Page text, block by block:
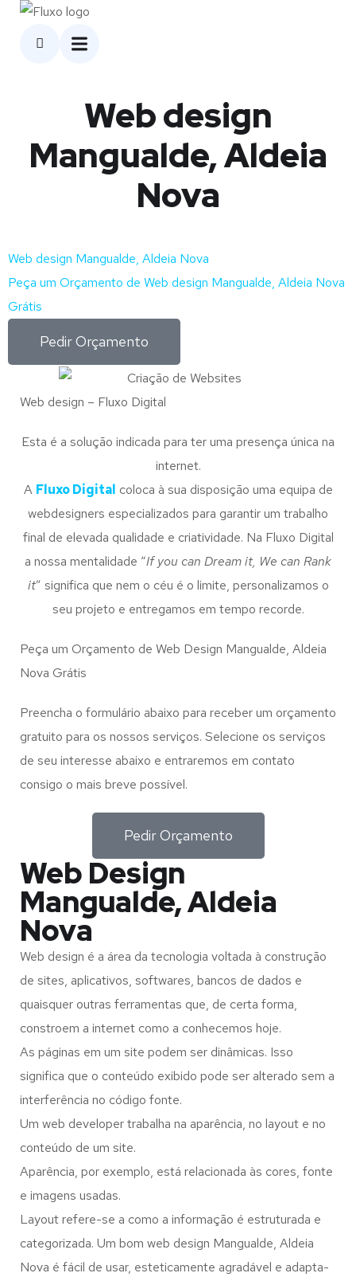
Web design
Mangualde, Aldeia
Nova
Web design Mangualde, Aldeia Nova
Peça um Orçamento de Web design Mangualde, Aldeia Nova
Grátis
Pedir Orçamento
Web design – Fluxo Digital
Esta é a solução indicada para ter uma presença única na
internet.
A Fluxo Digital coloca à sua disposição uma equipa de
webdesigners especializados para garantir um trabalho
final de elevada qualidade e criatividade. Na Fluxo Digital
a nossa mentalidade “If you can Dream it, We can Rank
it” significa que nem o céu é o limite, personalizamos o
seu projeto e entregamos em tempo recorde.
Peça um Orçamento de Web Design Mangualde, Aldeia
Nova Grátis
Preencha o formulário abaixo para receber um orçamento
gratuito para os nossos serviços. Selecione os serviços
de seu interesse abaixo e entraremos em contato
consigo o mais breve possível.
Pedir Orçamento
Web Design
Mangualde, Aldeia
Nova
Web design é a área da tecnologia voltada à construção
de sites, aplicativos, softwares, bancos de dados e
quaisquer outras ferramentas que, de certa forma,
constroem a internet como a conhecemos hoje.
As páginas em um site podem ser dinâmicas. Isso
significa que o conteúdo exibido pode ser alterado sem a
interferência no código fonte.
Um web developer trabalha na aparência, no layout e no
conteúdo de um site.
Aparência, por exemplo, está relacionada às cores, fonte
e imagens usadas.
Layout refere-se a como a informação é estruturada e
categorizada. Um bom web design Mangualde, Aldeia
Nova é fácil de usar, esteticamente agradável e adapta-